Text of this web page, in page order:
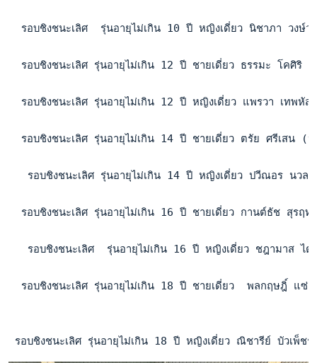
รอบชิงชนะเลิศ  รุ่นอายุไม่เกิน 10 ปี หญิงเดี่ยว นิชาภา วง
รอบชิงชนะเลิศ รุ่นอายุไม่เกิน 12 ปี ชายเดี่ยว ธรรมะ โคศิริ
รอบชิงชนะเลิศ รุ่นอายุไม่เกิน 12 ปี หญิงเดี่ยว แพรวา เทพ
รอบชิงชนะเลิศ รุ่นอายุไม่เกิน 14 ปี ชายเดี่ยว ตรัย ศรีเสน
รอบชิงชนะเลิศ รุ่นอายุไม่เกิน 14 ปี หญิงเดี่ยว ปวีณอร นวล
รอบชิงชนะเลิศ รุ่นอายุไม่เกิน 16 ปี ชายเดี่ยว กานต์ธัช สุร
รอบชิงชนะเลิศ  รุ่นอายุไม่เกิน 16 ปี หญิงเดี่ยว ชฎามาส ไ
รอบชิงชนะเลิศ รุ่นอายุไม่เกิน 18 ปี ชายเดี่ยว  พลกฤษฎิ์ แ
รอบชิงชนะเลิศ รุ่นอายุไม่เกิน 18 ปี หญิงเดี่ยว ณิชารีย์ บัว